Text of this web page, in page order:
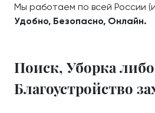
Мы работаем по всей России
Удобно, Безопасно, Онлайн.
Поиск, Уборка либо
Благоустройство